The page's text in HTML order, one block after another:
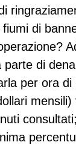
di
parte di
per ora di